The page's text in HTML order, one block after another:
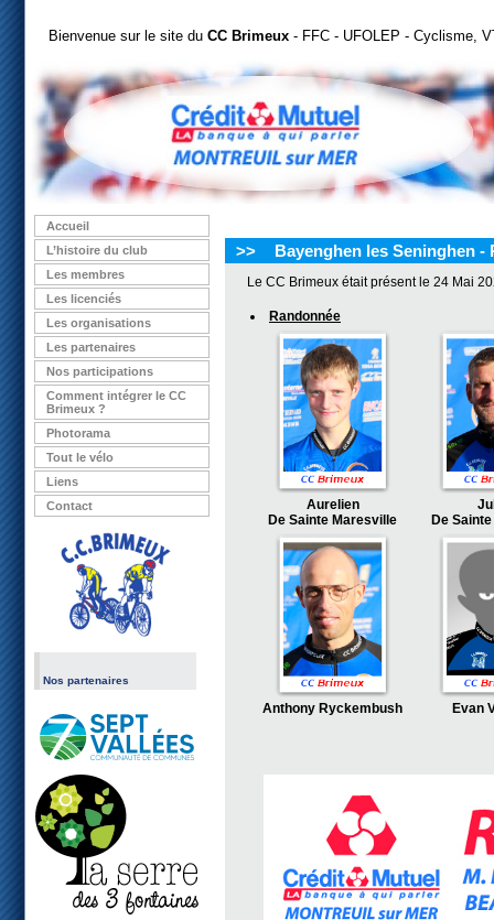
Bienvenue sur le site du CC Brimeux - FFC - UFOLEP - Cyclisme,
Accueil
L’histoire du club
Les membres
Les licenciés
Les organisations
Les partenaires
Nos participations
Comment intégrer le CC
Brimeux ?
Photorama
Tout le vélo
Liens
Contact
Nos partenaires
>> Bayenghen les Seninghen -
Le CC Brimeux était présent le 24 Mai
Randonnée
Aurelien
De Sainte Maresville
De
Anthony Ryckembush Evan